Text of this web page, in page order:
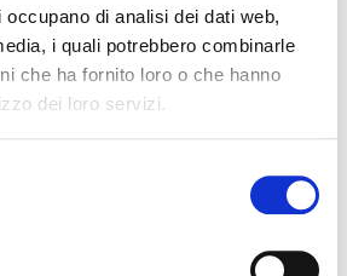
di analisi dei dati web,
i quali potrebbero combinarle
che ha fornito loro o che hanno
dei loro servizi.